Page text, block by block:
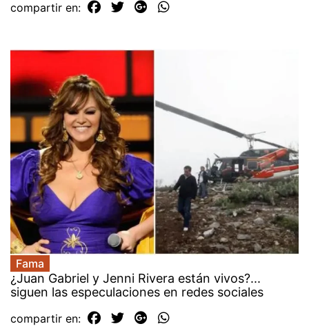
compartir en:
Fama
¿Juan Gabriel y Jenni Rivera están vivos?...
siguen las especulaciones en redes sociales
compartir en: